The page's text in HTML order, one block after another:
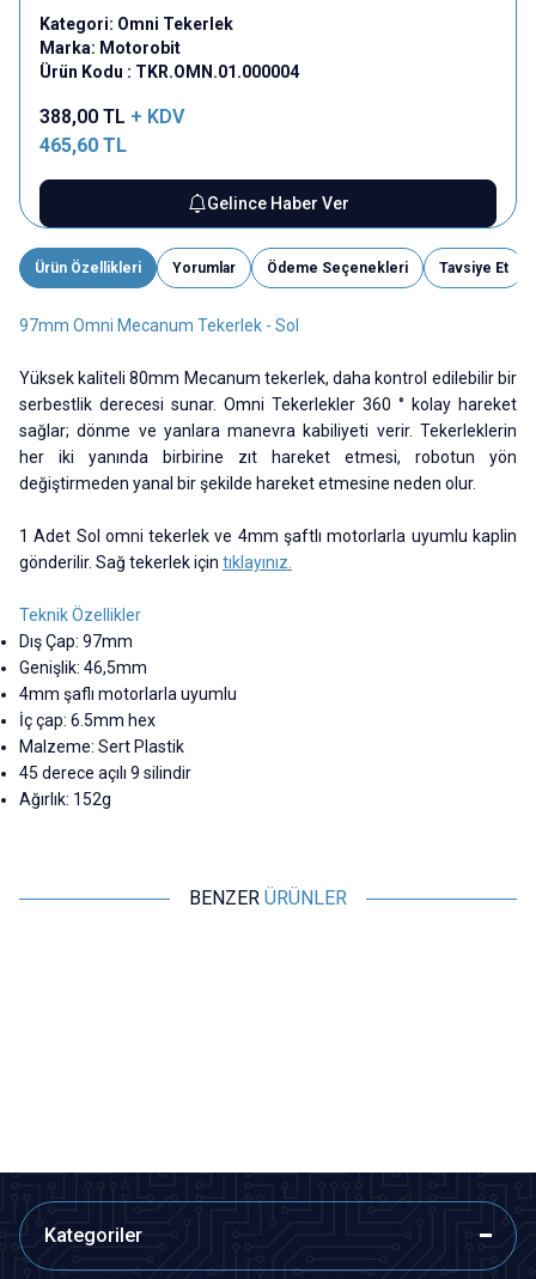
Kategori: Omni Tekerlek
Marka: Motorobit
Ürün Kodu : TKR.OMN.01.000004
388,00 TL + KDV
465,60 TL
Gelince Haber Ver
Ürün Özellikleri Yorumlar Ödeme Seçenekleri Tavsiye Et
97mm Omni Mecanum Tekerlek - Sol
Yüksek kaliteli 80mm Mecanum tekerlek, daha kontrol edilebilir bir
serbestlik derecesi sunar. Omni Tekerlekler 360 ° kolay hareket
sağlar; dönme ve yanlara manevra kabiliyeti verir. Tekerleklerin
her iki yanında birbirine zıt hareket etmesi, robotun yön
değiştirmeden yanal bir şekilde hareket etmesine neden olur.
1 Adet Sol omni tekerlek ve 4mm şaftlı motorlarla uyumlu kaplin
gönderilir. Sağ tekerlek için tıklayınız.
Teknik Özellikler
Dış Çap: 97mm
Genişlik: 46,5mm
4mm şaflı motorlarla uyumlu
İç çap: 6.5mm hex
Malzeme: Sert Plastik
45 derece açılı 9 silindir
Ağırlık: 152g
BENZER ÜRÜNLER
Kategoriler